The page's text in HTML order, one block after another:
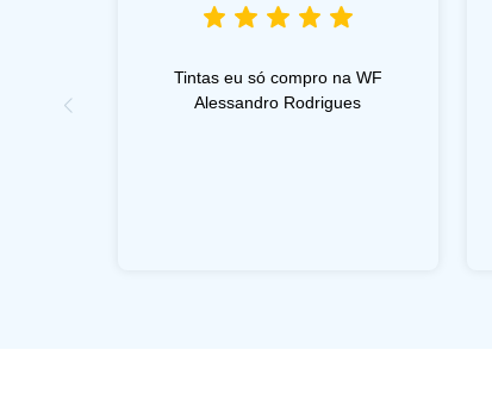
Tintas eu só compro na WF
Alessandro Rodrigues